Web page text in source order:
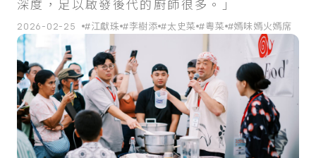
深度，足以啟發後代的廚師很多。」
2026-02-25 #江獻珠 #李樹添 #太史菜 #粵菜 #嫣味嫣火嫣席